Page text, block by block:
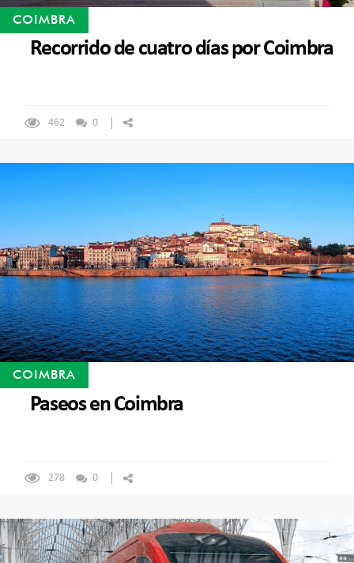
COIMBRA
Recorrido de cuatro días por Coimbra
462 0
COIMBRA
Paseos en Coimbra
278 0